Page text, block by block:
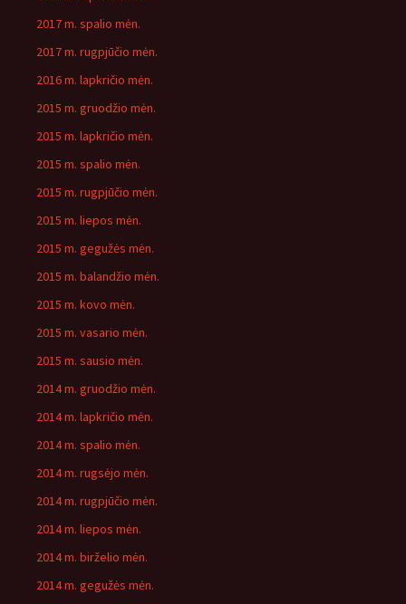
2017 m. spalio mėn.
2017 m. rugpjūčio mėn.
2016 m. lapkričio mėn.
2015 m. gruodžio mėn.
2015 m. lapkričio mėn.
2015 m. spalio mėn.
2015 m. rugpjūčio mėn.
2015 m. liepos mėn.
2015 m. gegužės mėn.
2015 m. balandžio mėn.
2015 m. kovo mėn.
2015 m. vasario mėn.
2015 m. sausio mėn.
2014 m. gruodžio mėn.
2014 m. lapkričio mėn.
2014 m. spalio mėn.
2014 m. rugsėjo mėn.
2014 m. rugpjūčio mėn.
2014 m. liepos mėn.
2014 m. birželio mėn.
2014 m. gegužės mėn.